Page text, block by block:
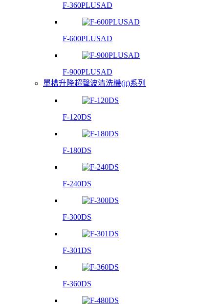
F-360PLUSAD
F-600PLUSAD
F-900PLUSAD
單槽升降超聲波清洗機(jī)系列
F-120DS
F-180DS
F-240DS
F-300DS
F-301DS
F-360DS